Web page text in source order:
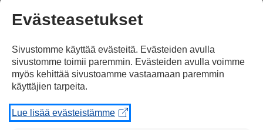
Jaa Facebookissa
Evästeasetukset
Sivustomme käyttää evästeitä. Evästeiden avulla
sivustomme toimii paremmin. Evästeiden avulla voimme
myös kehittää sivustoamme vastaamaan paremmin
käyttäjien tarpeita.
Lue lisää evästeistämme